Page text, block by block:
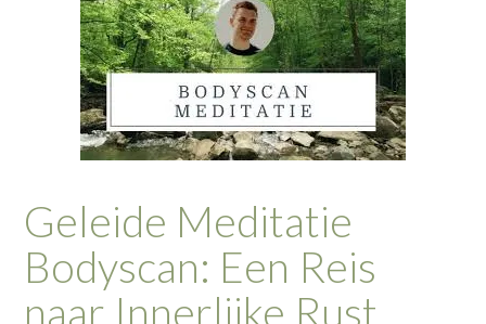
Geleide Meditatie
Bodyscan: Een Reis
naar Innerlijke Rust